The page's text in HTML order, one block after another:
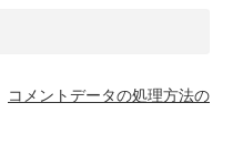
コメントデータの処理方法の